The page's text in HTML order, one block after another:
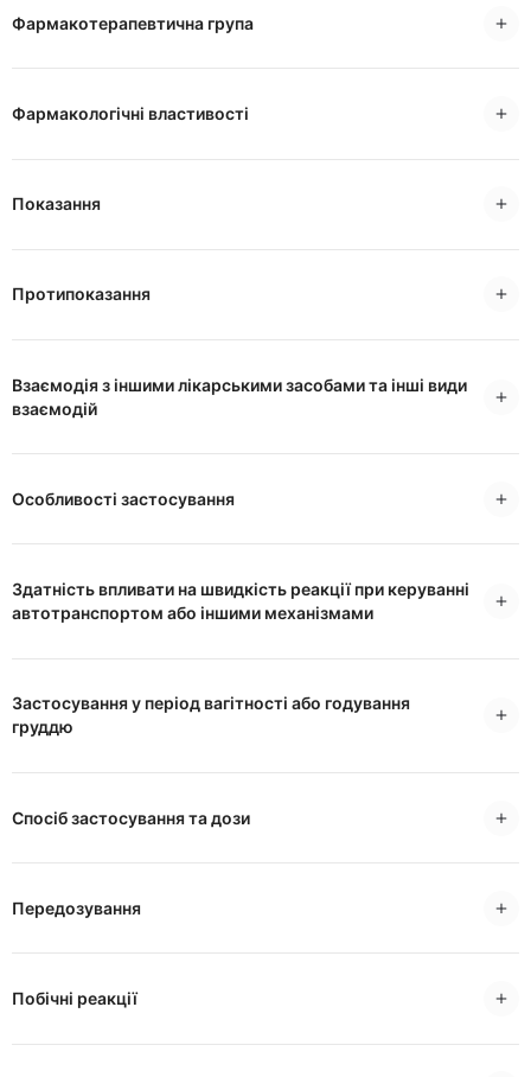
Фармакотерапевтична група
Фармакологічні властивості
Показання
Протипоказання
Взаємодія з іншими лікарськими засобами та інші види
взаємодій
Особливості застосування
Здатність впливати на швидкість реакції при керуванні
автотранспортом або іншими механізмами
Застосування у період вагітності або годування
груддю
Спосіб застосування та дози
Передозування
Побічні реакції